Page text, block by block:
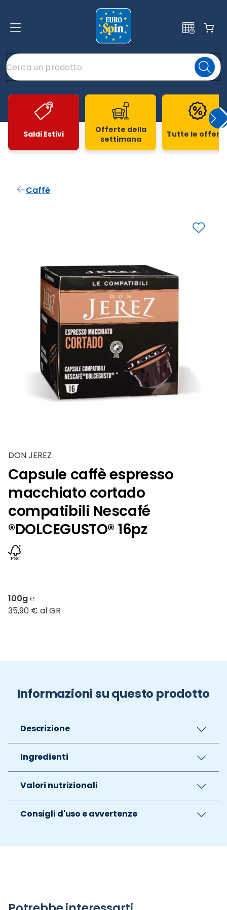
Saldi Estivi
Offerte della
settimana
Tutte le
Caffè
DON JEREZ
Capsule caffè espresso
macchiato cortado
compatibili Nescafé
®DOLCEGUSTO® 16pz
100g ℮
35,90 € al GR
Informazioni su questo prodotto
Descrizione
Ingredienti
Valori nutrizionali
Consigli d'uso e avvertenze